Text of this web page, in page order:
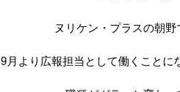
ヌリケン・プラスの朝野
9月より広報担当として働くことに